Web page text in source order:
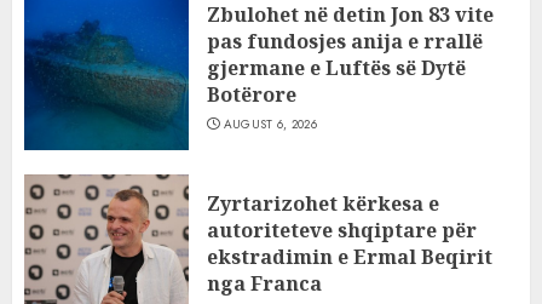
Zbulohet në detin Jon 83 vite
pas fundosjes anija e rrallë
gjermane e Luftës së Dytë
Botërore
AUGUST 6, 2026
Zyrtarizohet kërkesa e
autoriteteve shqiptare për
ekstradimin e Ermal Beqirit
nga Franca